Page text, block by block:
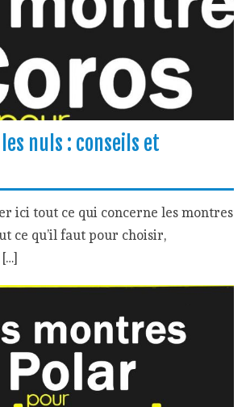
les nuls : conseils et
ici tout ce qui concerne les montres
ce qu’il faut pour choisir,